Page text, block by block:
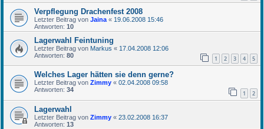
Verpflegung Drachenfest 2008
Letzter Beitrag von Jaina « 19.06.2008 15:46
Antworten: 10
Lagerwahl Feintuning
Letzter Beitrag von Markus « 17.04.2008 12:06
Antworten: 80 1 2 3 4 5
Welches Lager hätten sie denn gerne?
Letzter Beitrag von Zimmy « 02.04.2008 09:58
Antworten: 34 1 2
Lagerwahl
Letzter Beitrag von Zimmy « 23.02.2008 16:37
Antworten: 13